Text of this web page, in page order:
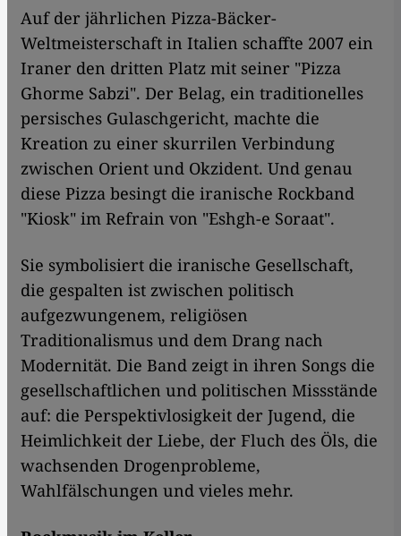
Auf der jährlichen Pizza-Bäcker-
Weltmeisterschaft in Italien schaffte 2007 ein
Iraner den dritten Platz mit seiner "Pizza
Ghorme Sabzi". Der Belag, ein traditionelles
persisches Gulaschgericht, machte die
Kreation zu einer skurrilen Verbindung
zwischen Orient und Okzident. Und genau
diese Pizza besingt die iranische Rockband
"Kiosk" im Refrain von "Eshgh-e Soraat".
Sie symbolisiert die iranische Gesellschaft,
die gespalten ist zwischen politisch
aufgezwungenem, religiösen
Traditionalismus und dem Drang nach
Modernität. Die Band zeigt in ihren Songs die
gesellschaftlichen und politischen Missstände
auf: die Perspektivlosigkeit der Jugend, die
Heimlichkeit der Liebe, der Fluch des Öls, die
wachsenden Drogenprobleme,
Wahlfälschungen und vieles mehr.